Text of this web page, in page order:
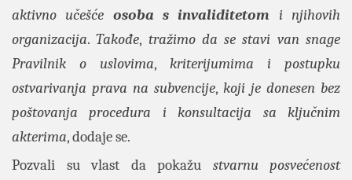
aktivno učešće osoba s invaliditetom i njihovih
organizacija.Takođe, tražimo da se stavi van snage
Pravilnik o uslovima, kriterijumima i postupku
ostvarivanja prava na subvencije, koji je donesen bez
poštovanja procedura i konsultacija sa ključnim
akterima, dodaje se.
Pozvali su vlast da pokažu stvarnu posvećenost